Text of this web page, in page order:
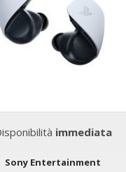
immediata
Sony Entertainment